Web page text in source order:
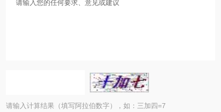
请输入计算结果（填写阿拉伯数字），如：三加四=7